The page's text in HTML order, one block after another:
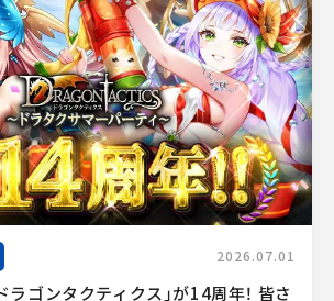
2026.07.01
ラゴンタクティクス」が14周年！ 皆さ